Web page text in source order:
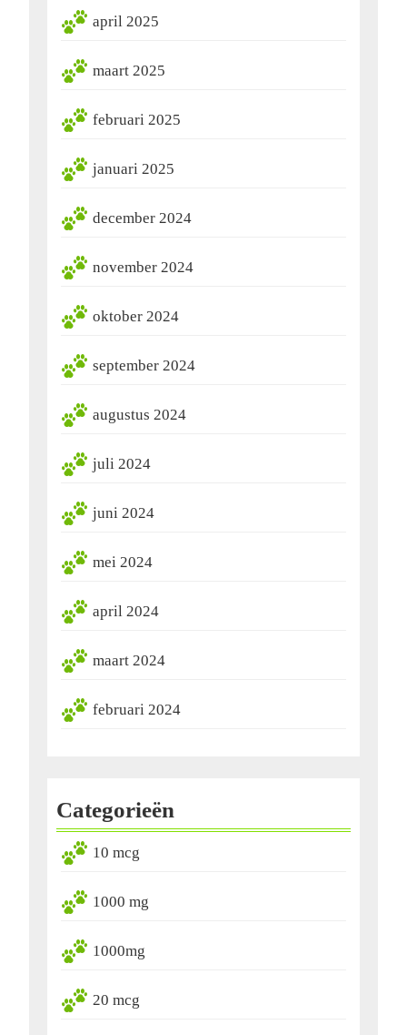
april 2025
maart 2025
februari 2025
januari 2025
december 2024
november 2024
oktober 2024
september 2024
augustus 2024
juli 2024
juni 2024
mei 2024
april 2024
maart 2024
februari 2024
Categorieën
10 mcg
1000 mg
1000mg
20 mcg